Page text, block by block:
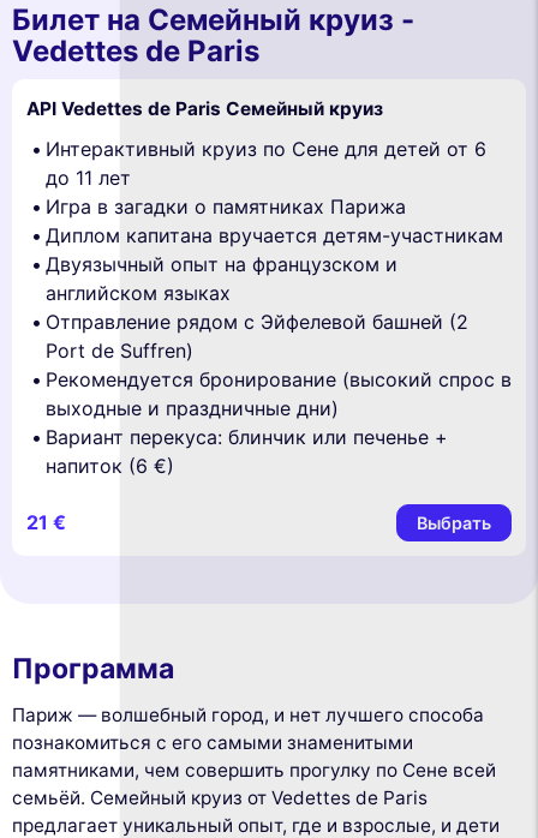
Билет на Семейный круиз -
Vedettes de Paris
API Vedettes de Paris Семейный круиз
Интерактивный круиз по Сене для детей от 6
до 11 лет
Игра в загадки о памятниках Парижа
Диплом капитана вручается детям-участникам
Двуязычный опыт на французском и
английском языках
Отправление рядом с Эйфелевой башней (2
Port de Suffren)
Рекомендуется бронирование (высокий спрос в
выходные и праздничные дни)
Вариант перекуса: блинчик или печенье +
напиток (6 €)
21 € Выбрать
Программа
Париж — волшебный город, и нет лучшего способа
познакомиться с его самыми знаменитыми
памятниками, чем совершить прогулку по Сене всей
семьёй. Семейный круиз от Vedettes de Paris
предлагает уникальный опыт, где и взрослые, и дети